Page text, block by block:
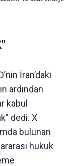
İran’daki
ardından
kabul
dedi. X
bulunan
hukuk